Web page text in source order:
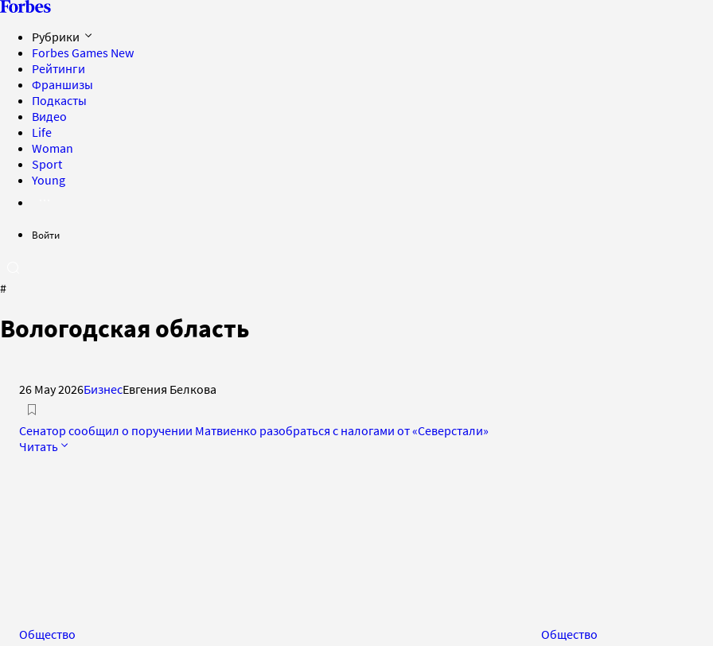
Рубрики
Forbes Games New
Рейтинги
Франшизы
Подкасты
Видео
Life
Woman
Sport
Young
Войти
#
Вологодская область
26 May 2026БизнесЕвгения Белкова
Сенатор сообщил о поручении Матвиенко разобраться с налогами от «Северстали»
Читать
Общество Общество